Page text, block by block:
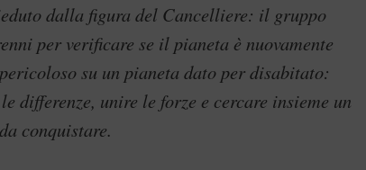
dalla figura del Cancelliere: il gruppo
per verificare se il pianeta è nuovamente
su un pianeta dato per disabitato:
differenze, unire le forze e cercare insieme un
conquistare.